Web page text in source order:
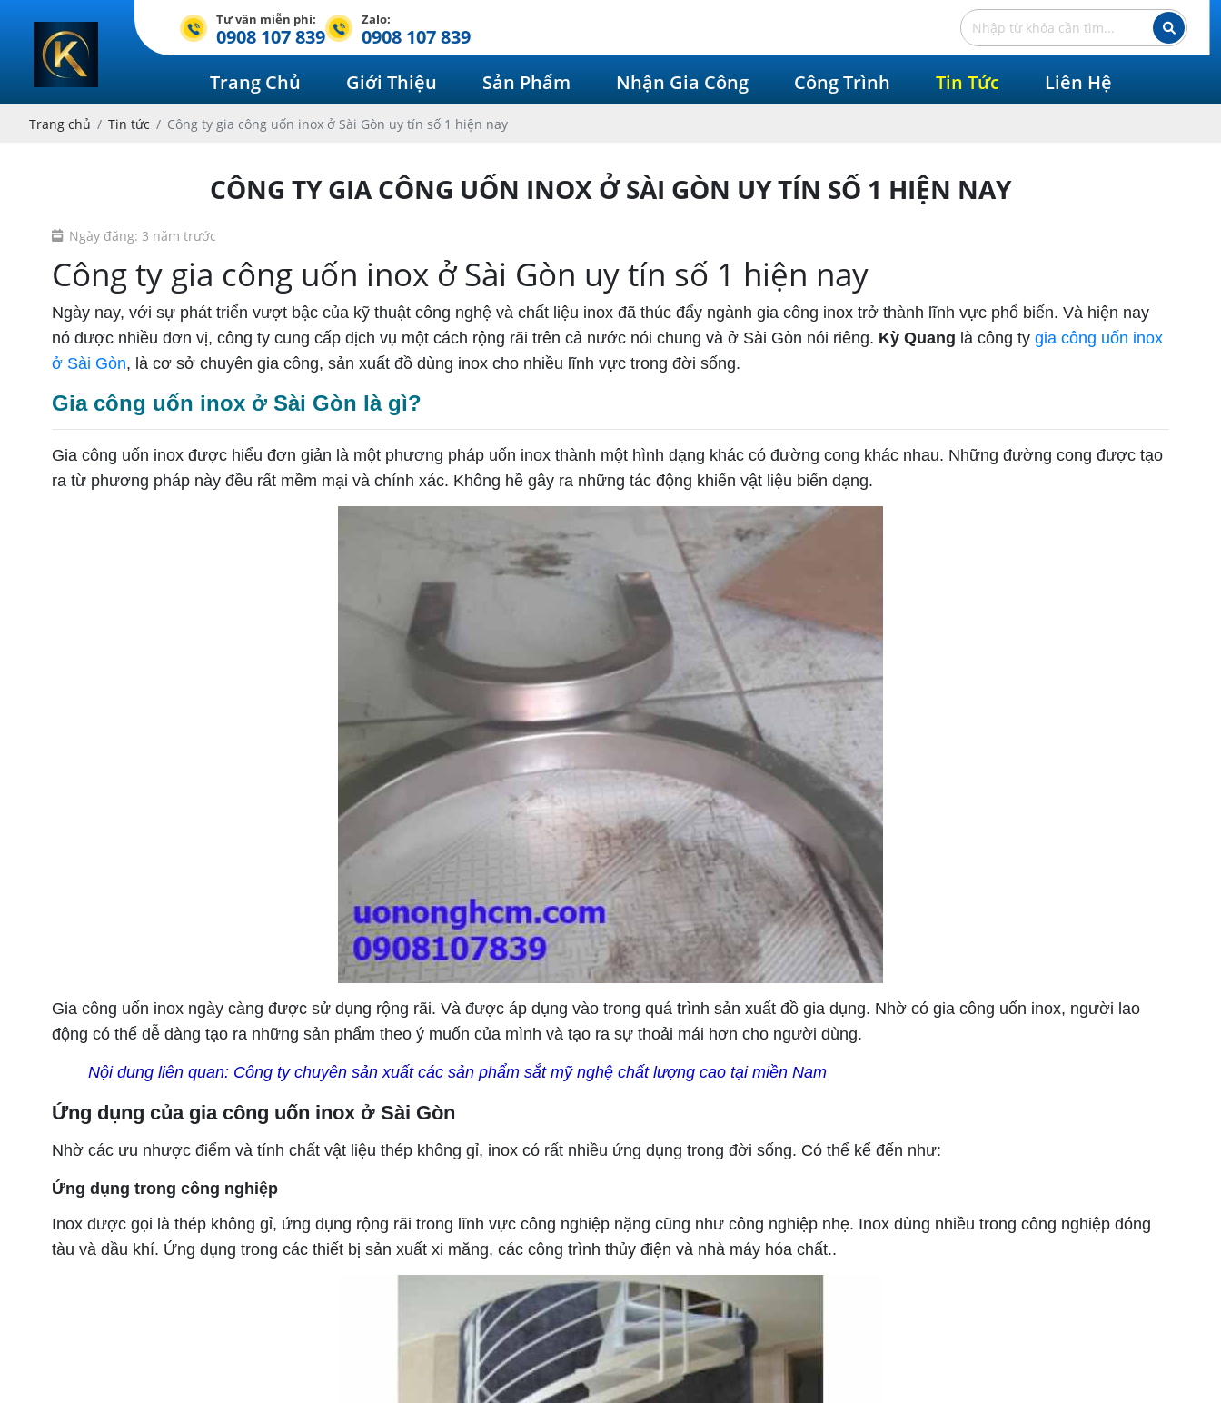
Tư vấn miễn phí:
0908 107 839
Zalo:
0908 107 839
Trang Chủ
Giới Thiệu Sản Phẩm Nhận Gia Công Công Trình Tin Tức Liên Hệ
Trang chủ Tin tức Công ty gia công uốn inox ở Sài Gòn uy tín số 1 hiện nay
CÔNG TY GIA CÔNG UỐN INOX Ở SÀI GÒN UY TÍN SỐ 1 HIỆN NAY
Ngày đăng: 3 năm trước
Công ty gia công uốn inox ở Sài Gòn uy tín số 1 hiện nay
Ngày nay, với sự phát triển vượt bậc của kỹ thuật công nghệ và chất liệu inox đã thúc đẩy ngành gia công inox trở thành lĩnh vực phổ biến. Và hiện nay
nó được nhiều đơn vị, công ty cung cấp dịch vụ một cách rộng rãi trên cả nước nói chung và ở Sài Gòn nói riêng. Kỳ Quang là công ty gia công uốn inox
ở Sài Gòn, là cơ sở chuyên gia công, sản xuất đồ dùng inox cho nhiều lĩnh vực trong đời sống.
Gia công uốn inox ở Sài Gòn là gì?
Gia công uốn inox được hiểu đơn giản là một phương pháp uốn inox thành một hình dạng khác có đường cong khác nhau. Những đường cong được tạo
ra từ phương pháp này đều rất mềm mại và chính xác. Không hề gây ra những tác động khiến vật liệu biến dạng.
Gia công uốn inox ngày càng được sử dụng rộng rãi. Và được áp dụng vào trong quá trình sản xuất đồ gia dụng. Nhờ có gia công uốn inox, người lao
động có thể dễ dàng tạo ra những sản phẩm theo ý muốn của mình và tạo ra sự thoải mái hơn cho người dùng.
Nội dung liên quan: Công ty chuyên sản xuất các sản phẩm sắt mỹ nghệ chất lượng cao tại miền Nam
Ứng dụng của gia công uốn inox ở Sài Gòn
Nhờ các ưu nhược điểm và tính chất vật liệu thép không gỉ, inox có rất nhiều ứng dụng trong đời sống. Có thể kể đến như:
Ứng dụng trong công nghiệp
Inox được gọi là thép không gỉ, ứng dụng rộng rãi trong lĩnh vực công nghiệp nặng cũng như công nghiệp nhẹ. Inox dùng nhiều trong công nghiệp đóng
tàu và dầu khí. Ứng dụng trong các thiết bị sản xuất xi măng, các công trình thủy điện và nhà máy hóa chất..